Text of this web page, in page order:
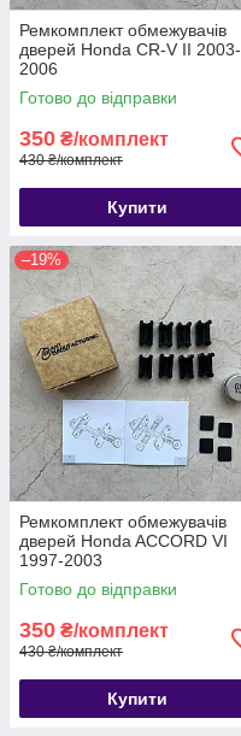
Ремкомплект обмежувачів
дверей Honda CR-V II 2003-
2006
Готово до відправки
350 ₴/комплект
430 ₴/комплект
Купити
–19%
Ремкомплект обмежувачів
дверей Honda ACCORD VI
1997-2003
Готово до відправки
350 ₴/комплект
430 ₴/комплект
Купити